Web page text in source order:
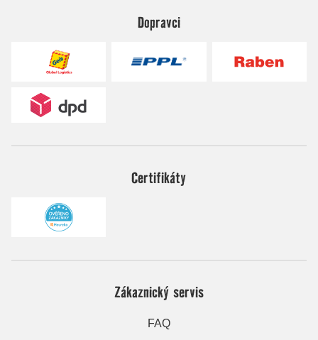
Dopravci
Certifikáty
Zákaznický servis
FAQ